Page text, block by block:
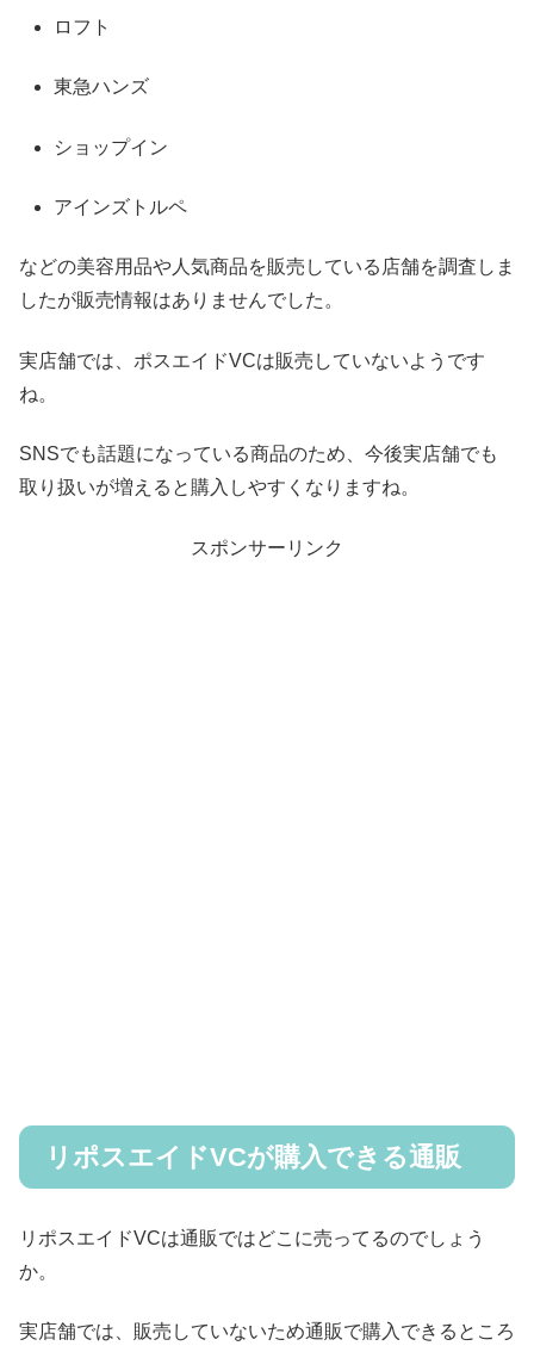
ロフト
東急ハンズ
ショップイン
アインズトルペ
などの美容用品や人気商品を販売している店舗を調査しま
したが販売情報はありませんでした。
実店舗では、ポスエイドVCは販売していないようです
ね。
SNSでも話題になっている商品のため、今後実店舗でも
取り扱いが増えると購入しやすくなりますね。
スポンサーリンク
リポスエイドVCが購入できる通販
リポスエイドVCは通販ではどこに売ってるのでしょう
か。
実店舗では、販売していないため通販で購入できるところ